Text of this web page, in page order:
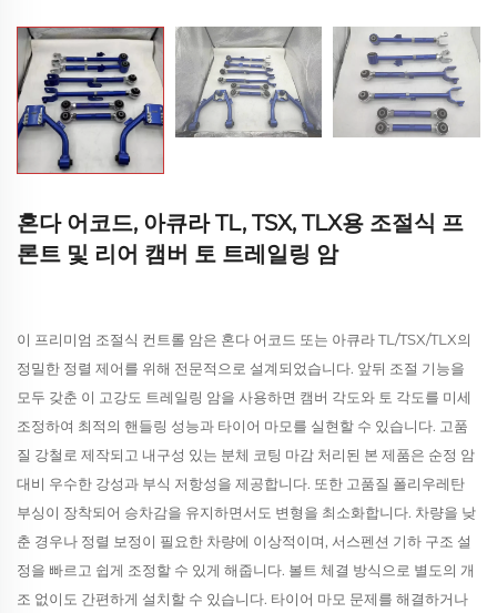
혼다 어코드, 아큐라 TL, TSX, TLX용 조절식 프
론트 및 리어 캠버 토 트레일링 암
이 프리미엄 조절식 컨트롤 암은 혼다 어코드 또는 아큐라 TL/TSX/TLX의
정밀한 정렬 제어를 위해 전문적으로 설계되었습니다. 앞뒤 조절 기능을
모두 갖춘 이 고강도 트레일링 암을 사용하면 캠버 각도와 토 각도를 미세
조정하여 최적의 핸들링 성능과 타이어 마모를 실현할 수 있습니다. 고품
질 강철로 제작되고 내구성 있는 분체 코팅 마감 처리된 본 제품은 순정 암
대비 우수한 강성과 부식 저항성을 제공합니다. 또한 고품질 폴리우레탄
부싱이 장착되어 승차감을 유지하면서도 변형을 최소화합니다. 차량을 낮
춘 경우나 정렬 보정이 필요한 차량에 이상적이며, 서스펜션 기하 구조 설
정을 빠르고 쉽게 조정할 수 있게 해줍니다. 볼트 체결 방식으로 별도의 개
조 없이도 간편하게 설치할 수 있습니다. 타이어 마모 문제를 해결하거나